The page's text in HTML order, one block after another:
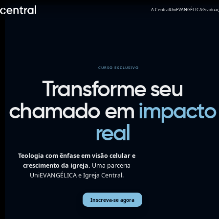
A CentralUniEVANGÉLICA
CURSO EXCLUSIVO
Transforme seu
chamado emimpacto
real
Teologia com ênfase em visão celular e
crescimento da igreja. Uma parceria
UniEVANGÉLICA e Igreja Central.
Inscreva-se agora